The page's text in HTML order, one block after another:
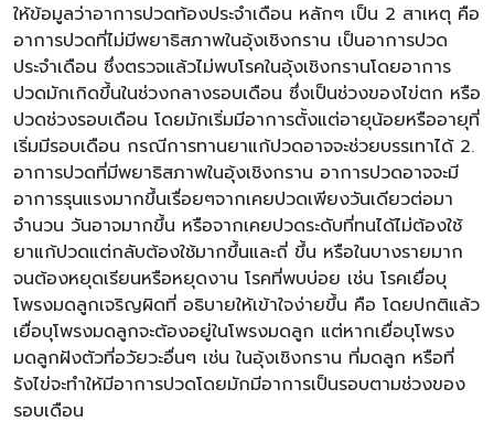
ให้ข้อมูลว่าอาการปวดท้องประจำเดือน หลักๆ เป็น 2 สาเหตุ คือ
อาการปวดที่ไม่มีพยาธิสภาพในอุ้งเชิงกราน เป็นอาการปวด
ประจำเดือน ซึ่งตรวจแล้วไม่พบโรคในอุ้งเชิงกรานโดยอาการ
ปวดมักเกิดขึ้นในช่วงกลางรอบเดือน ซึ่งเป็นช่วงของไข่ตก หรือ
ปวดช่วงรอบเดือน โดยมักเริ่มมีอาการตั้งแต่อายุน้อยหรืออายุที่
เริ่มมีรอบเดือน กรณีการทานยาแก้ปวดอาจจะช่วยบรรเทาได้ 2.
อาการปวดที่มีพยาธิสภาพในอุ้งเชิงกราน อาการปวดอาจจะมี
อาการรุนแรงมากขึ้นเรื่อยๆจากเคยปวดเพียงวันเดียวต่อมา
จำนวน วันอาจมากขึ้น หรือจากเคยปวดระดับที่ทนได้ไม่ต้องใช้
ยาแก้ปวดแต่กลับต้องใช้มากขึ้นและถี่ ขึ้น หรือในบางรายมาก
จนต้องหยุดเรียนหรือหยุดงาน โรคที่พบบ่อย เช่น โรคเยื่อบุ
โพรงมดลูกเจริญผิดที่ อธิบายให้เข้าใจง่ายขึ้น คือ โดยปกติแล้ว
เยื่อบุโพรงมดลูกจะต้องอยู่ในโพรงมดลูก แต่หากเยื่อบุโพรง
มดลูกฝังตัวที่อวัยวะอื่นๆ เช่น ในอุ้งเชิงกราน ที่มดลูก หรือที่
รังไข่จะทำให้มีอาการปวดโดยมักมีอาการเป็นรอบตามช่วงของ
รอบเดือน